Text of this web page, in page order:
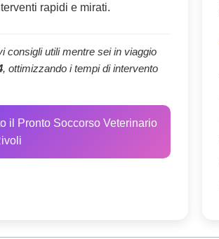
rapidi e mirati.
consigli utili mentre sei in viaggio
, ottimizzando i tempi di intervento
il Pronto Soccorso Veterinario